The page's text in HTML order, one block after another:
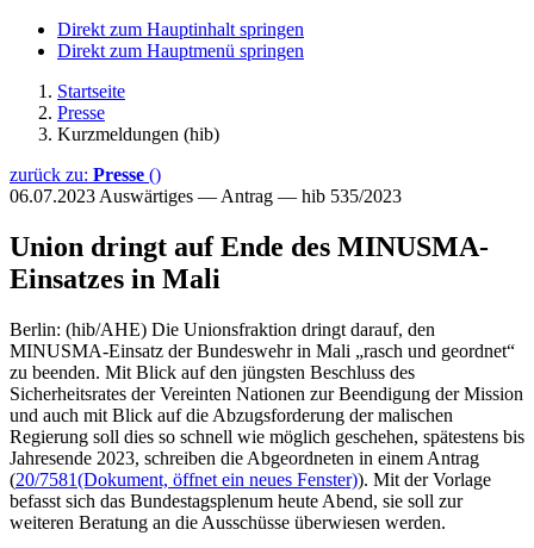
Direkt zum Hauptinhalt springen
Direkt zum Hauptmenü springen
Startseite
Presse
Kurzmeldungen (hib)
zurück zu: Presse ()
06.07.2023 Auswärtiges — Antrag — hib 535/2023
Union dringt auf Ende des MINUSMA-
Einsatzes in Mali
Berlin: (hib/AHE) Die Unionsfraktion dringt darauf, den
MINUSMA-Einsatz der Bundeswehr in Mali „rasch und geordnet“
zu beenden. Mit Blick auf den jüngsten Beschluss des
Sicherheitsrates der Vereinten Nationen zur Beendigung der Mission
und auch mit Blick auf die Abzugsforderung der malischen
Regierung soll dies so schnell wie möglich geschehen, spätestens bis
Jahresende 2023, schreiben die Abgeordneten in einem Antrag
(20/7581(Dokument, öffnet ein neues Fenster)). Mit der Vorlage
befasst sich das Bundestagsplenum heute Abend, sie soll zur
weiteren Beratung an die Ausschüsse überwiesen werden.